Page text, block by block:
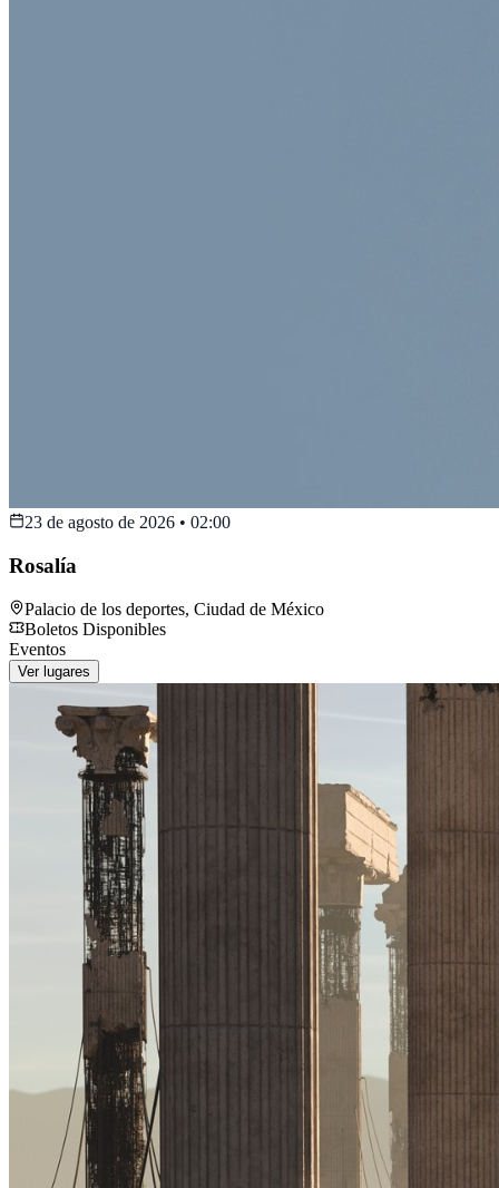
23 de agosto de 2026 • 02:00
Rosalía
Palacio de los deportes, Ciudad de México
Boletos Disponibles
Eventos
Ver lugares